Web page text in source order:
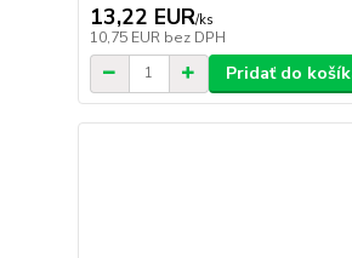
13,22 EUR/ks
10,75 EUR bez DPH
Pridať do